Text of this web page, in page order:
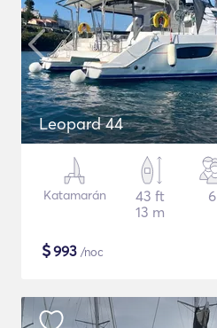
Leopard 44
Katamarán
43 ft
13 m
6
$993 /noc